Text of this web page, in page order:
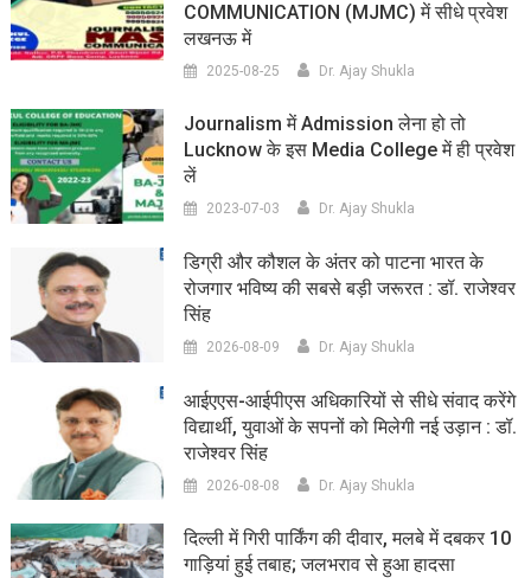
COMMUNICATION (MJMC) में सीधे प्रवेश
लखनऊ में
2025-08-25 Dr. Ajay Shukla
Journalism में Admission लेना हो तो
Lucknow के इस Media College में ही प्रवेश
लें
2023-07-03 Dr. Ajay Shukla
डिग्री और कौशल के अंतर को पाटना भारत के
रोजगार भविष्य की सबसे बड़ी जरूरत : डॉ. राजेश्वर
सिंह
2026-08-09 Dr. Ajay Shukla
आईएएस-आईपीएस अधिकारियों से सीधे संवाद करेंगे
विद्यार्थी, युवाओं के सपनों को मिलेगी नई उड़ान : डॉ.
राजेश्वर सिंह
2026-08-08 Dr. Ajay Shukla
दिल्ली में गिरी पार्किंग की दीवार, मलबे में दबकर 10
गाड़ियां हुई तबाह; जलभराव से हुआ हादसा